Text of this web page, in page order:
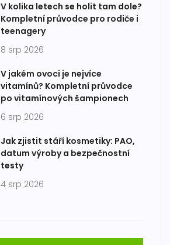
V kolika letech se holit tam dole?
Kompletní průvodce pro rodiče i
teenagery
8 srp 2026
V jakém ovoci je nejvíce
vitamínů? Kompletní průvodce
po vitamínových šampionech
6 srp 2026
Jak zjistit stáří kosmetiky: PAO,
datum výroby a bezpečnostní
testy
4 srp 2026